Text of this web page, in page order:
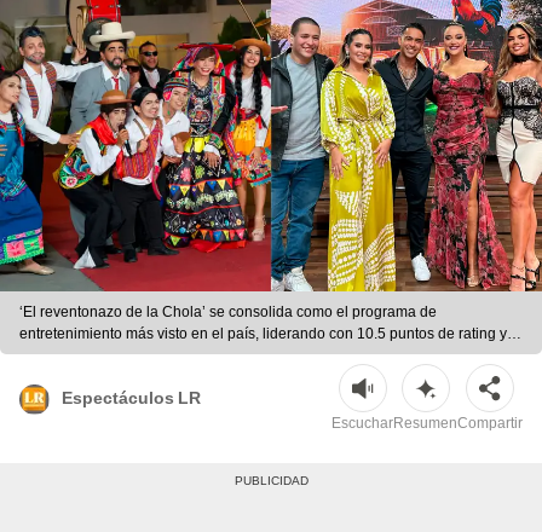
‘El reventonazo de la Chola’ se consolida como el programa de
entretenimiento más visto en el país, liderando con 10.5 puntos de rating y
superando a sus competidores. | Fotos: difusión.
Espectáculos LR
EscucharResumenCompartir